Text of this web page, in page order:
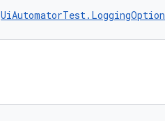
UiAutomatorTest.LoggingOption